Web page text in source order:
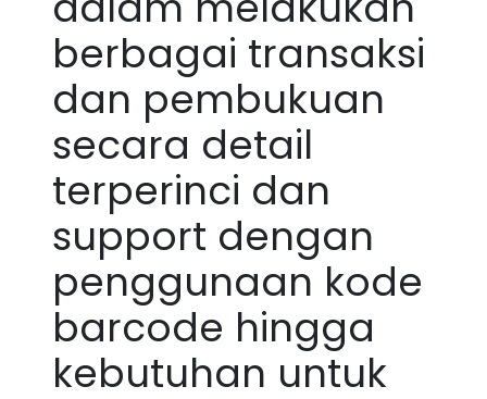
berbagai transaksi
dan pembukuan
secara detail
terperinci dan
support dengan
penggunaan kode
barcode hingga
kebutuhan untuk